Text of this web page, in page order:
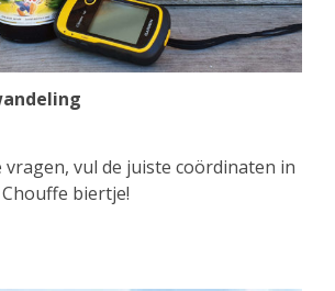
vragen, vul de juiste coördinaten in
biertje!